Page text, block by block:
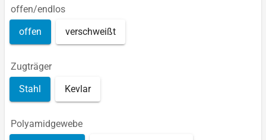
offen/endlos
offen verschweißt
Zugträger
Stahl Kevlar
Polyamidgewebe